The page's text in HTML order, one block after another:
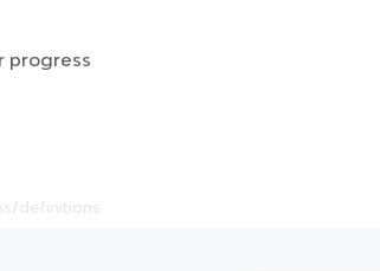
progress